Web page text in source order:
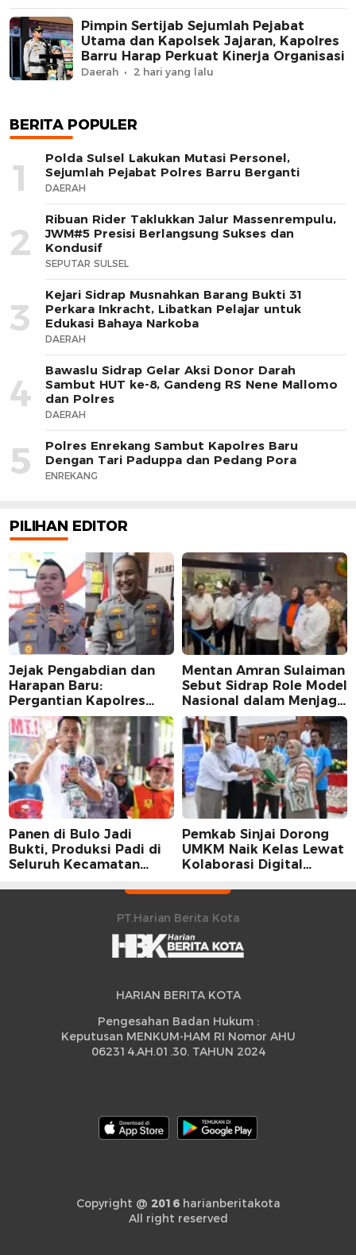
Pimpin Sertijab Sejumlah Pejabat
Utama dan Kapolsek Jajaran, Kapolres
Barru Harap Perkuat Kinerja Organisasi
Daerah 2 hari yang lalu
BERITA POPULER
1
Polda Sulsel Lakukan Mutasi Personel,
Sejumlah Pejabat Polres Barru Berganti
DAERAH
2
Ribuan Rider Taklukkan Jalur Massenrempulu,
JWM#5 Presisi Berlangsung Sukses dan
Kondusif
SEPUTAR SULSEL
3
Kejari Sidrap Musnahkan Barang Bukti 31
Perkara Inkracht, Libatkan Pelajar untuk
Edukasi Bahaya Narkoba
DAERAH
4
Bawaslu Sidrap Gelar Aksi Donor Darah
Sambut HUT ke-8, Gandeng RS Nene Mallomo
dan Polres
DAERAH
5
Polres Enrekang Sambut Kapolres Baru
Dengan Tari Paduppa dan Pedang Pora
ENREKANG
PILIHAN EDITOR
Jejak Pengabdian dan
Harapan Baru:
Pergantian Kapolres
Sidrap dalam Perspektif
Karier Dua Perwira
Mentan Amran Sulaiman
Sebut Sidrap Role Model
Nasional dalam Menjaga
Stabilitas Harga Telur
Panen di Bulo Jadi
Bukti, Produksi Padi di
Seluruh Kecamatan
Peningkatan
Pemkab Sinjai Dorong
UMKM Naik Kelas Lewat
Kolaborasi Digital
PT.Harian Berita Kota
HARIAN BERITA KOTA
Pengesahan Badan Hukum :
Keputusan MENKUM-HAM RI Nomor AHU
062314.AH.01.30. TAHUN 2024
Copyright @ 2016harianberitakota
All right reserved